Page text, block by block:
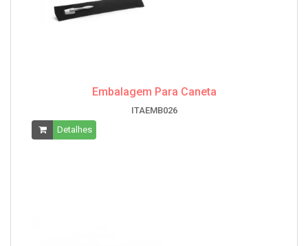
Embalagem Para Caneta
ITAEMB026
Detalhes